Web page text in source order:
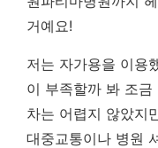
거예요!
저는 자가용을 이용
이 부족할까 봐 조
차는 어렵지 않았지
대중교통이나 병원